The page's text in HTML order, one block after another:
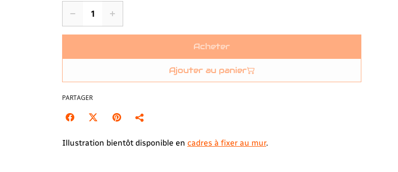
Acheter
Ajouter au panier
PARTAGER
Illustration bientôt disponible en cadres à fixer au mur.